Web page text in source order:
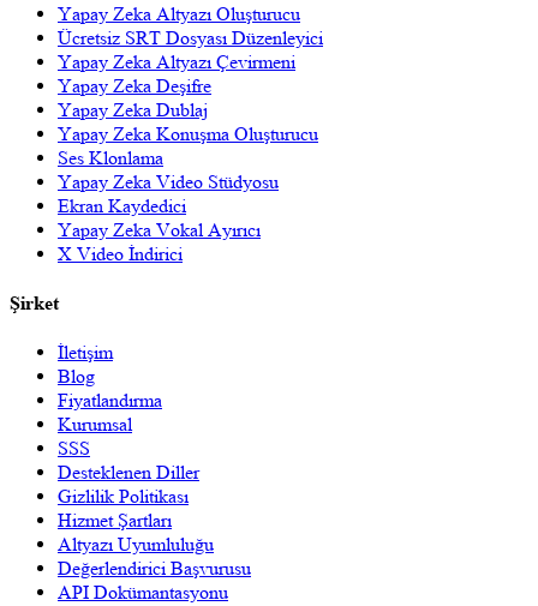
Yapay Zeka Altyazı Oluşturucu
Ücretsiz SRT Dosyası Düzenleyici
Yapay Zeka Altyazı Çevirmeni
Yapay Zeka Deşifre
Yapay Zeka Dublaj
Yapay Zeka Konuşma Oluşturucu
Ses Klonlama
Yapay Zeka Video Stüdyosu
Ekran Kaydedici
Yapay Zeka Vokal Ayırıcı
X Video İndirici
Şirket
İletişim
Blog
Fiyatlandırma
Kurumsal
SSS
Desteklenen Diller
Gizlilik Politikası
Hizmet Şartları
Altyazı Uyumluluğu
Değerlendirici Başvurusu
API Dokümantasyonu